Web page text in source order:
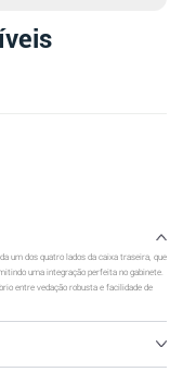
um dos quatro lados da caixa traseira, que
uma integração perfeita no gabinete.
entre vedação robusta e facilidade de